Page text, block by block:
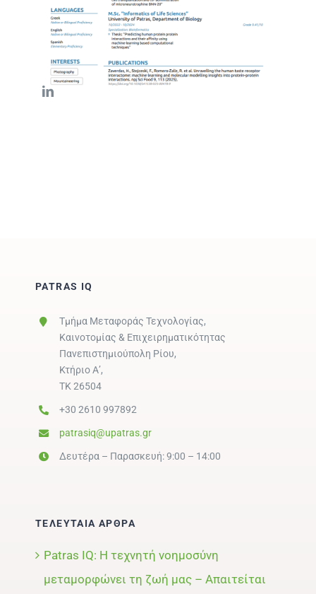
PATRAS IQ
Τμήμα Μεταφοράς Τεχνολογίας,
Καινοτομίας & Επιχειρηματικότητας
Πανεπιστημιούπολη Ρίου,
Κτήριο Α’,
ΤΚ 26504
+30 2610 997892
patrasiq@upatras.gr
Δευτέρα – Παρασκευή: 9:00 – 14:00
ΤΕΛΕΥΤΑΙΑ ΑΡΘΡΑ
Patras IQ: Η τεχνητή νοημοσύνη
μεταμορφώνει τη ζωή μας – Απαιτείται